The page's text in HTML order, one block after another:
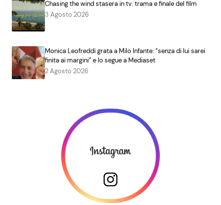
Chasing the wind stasera in tv: trama e finale del film
3 Agosto 2026
Monica Leofreddi grata a Milo Infante: “senza di lui sarei
finita ai margini” e lo segue a Mediaset
2 Agosto 2026